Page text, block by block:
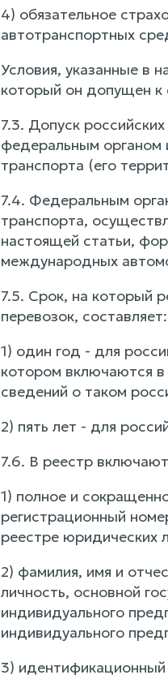
4) обязательное
автотранспортных
Условия, указанные в
который он допущен
7.3. Допуск
федеральным органом
транспорта (его
7.4. Федеральным
транспорта,
настоящей статьи,
международных
7.5. Срок, на который
перевозок, составляет:
1) один год - для
котором включаются в
сведений о таком
2) пять лет - для
7.6. В реестр
1) полное и
регистрационный
реестре юридических
2) фамилия, имя и
личность, основной
индивидуального
индивидуального
3)